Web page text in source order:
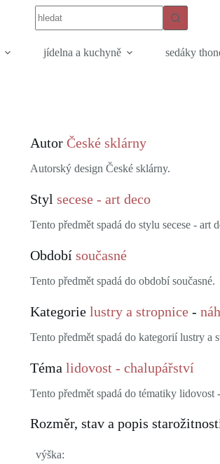
jídelna a kuchyně sedáky
Autor České sklárny
Autorský design České sklárny.
Styl secese - art deco
Tento předmět spadá do stylu secese - art
Období současné
Tento předmět spadá do období současné.
Kategorie lustry a stropnice-
Tento předmět spadá do kategorií lustry a
Téma lidovost - chalupářství
Tento předmět spadá do tématiky lidovost
Rozměr, stav a popis
výška: